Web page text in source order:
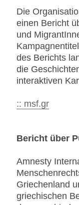
Die
einen Bericht
und
des Berichts
die
interaktiven
:: msf.gr
Bericht über
Amnesty
Griechenland
griechischen